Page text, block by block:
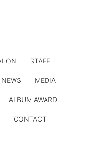
STAFF
NEWS MEDIA
ALBUM AWARD
CONTACT